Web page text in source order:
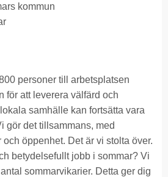
kommun
personer till arbetsplatsen
för att leverera välfärd och
samhälle kan fortsätta vara
gör det tillsammans, med
öppenhet. Det är vi stolta över.
betydelsefullt jobb i sommar? Vi
sommarvikarier. Detta ger dig